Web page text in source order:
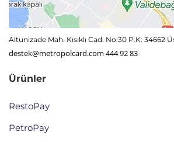
Altunizade Mah. Kısıklı Cad. No:30 P.K: 34662
destek@metropolcard.com 444 92 83
Ürünler
RestoPay
PetroPay